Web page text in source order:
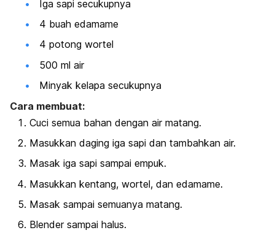
Iga sapi secukupnya
4 buah edamame
4 potong wortel
500 ml air
Minyak kelapa secukupnya
Cara membuat:
Cuci semua bahan dengan air matang.
Masukkan daging iga sapi dan tambahkan air.
Masak iga sapi sampai empuk.
Masukkan kentang, wortel, dan edamame.
Masak sampai semuanya matang.
Blender sampai halus.